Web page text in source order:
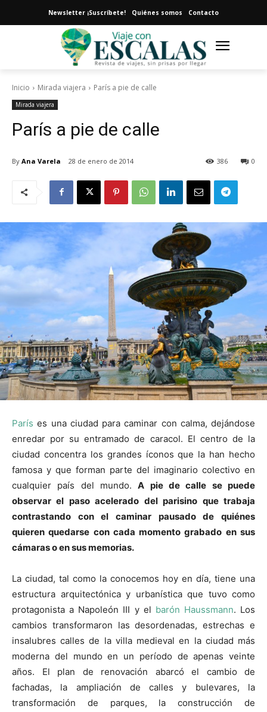
Newsletter ¡Suscríbete! Quiénes somos Contacto
Inicio Mirada viajera París a pie de calle
Mirada viajera
París a pie de calle
By Ana Varela 28 de enero de 2014 0
386
Paríses una ciudad para caminar con calma, dejándose
enredar por su entramado de caracol. El centro de la
ciudad concentra los grandes íconos que la han hecho
famosa y que forman parte del imaginario colectivo en
cualquier país del mundo.A pie de calle se puede
observar el paso acelerado del parisino que trabaja
contrastando con el caminar pausado de quiénes
quieren quedarse con cada momento grabado en sus
cámaras o en sus memorias.
La ciudad, tal como la conocemos hoy en día, tiene una
estructura arquitectónica y urbanística que tuvo como
protagonista a Napoleón III y el barón Haussmann. Los
cambios transformaron las desordenadas, estrechas e
insalubres calles de la villa medieval en la ciudad más
moderna del mundo en un período de apenas veinte
años. El plan de renovación abarcó el cambio de
fachadas, la ampliación de calles y bulevares, la
transformación de parques, la construcción de